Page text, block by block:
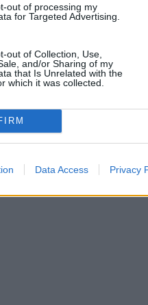
out of processing my
for Targeted Advertising.
out of Collection, Use,
and/or Sharing of my
that Is Unrelated with the
which it was collected.
Data Access Privacy